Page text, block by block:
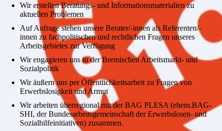
Wir erstellen Beratungs- und Informationsmaterialien zu
aktuellen Problemen
Auf Anfrage stehen unsere Berater/-innen als Referenten/-
innen zu fachpolitischen und rechtlichen Fragen unseres
Arbeitsgebietes zur Verfügung
Wir engagieren uns in der Bremischen Arbeitsmarkt- und
Sozialpolitik
Wir äußern uns per Öffentlichkeitsarbeit zu Fragen von
Erwerbslosigkeit und Armut
Wir arbeiten überregional mit der BAG PLESA (ehem.BAG-
SHI, der Bundesarbeitsgemeinschaft der Erwerbslosen- und
Sozialhilfeinitiativen) zusammen.